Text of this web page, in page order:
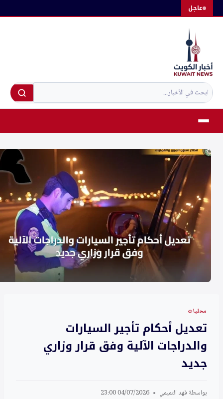
عاجلالتجاوز
محليات
تعديل أحكام تأجير السيارات
والدراجات الآلية وفق قرار وزاري
جديد
بواسطةفهد التميمي 04/07/2026 23:00